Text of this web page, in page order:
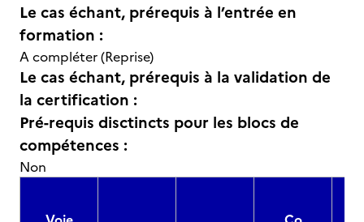
Le cas échant, prérequis à l’entrée en
formation :
A compléter (Reprise)
Le cas échant, prérequis à la validation de
la certification :
Pré-requis disctincts pour les blocs de
compétences :
Non